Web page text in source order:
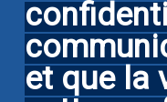
et que la